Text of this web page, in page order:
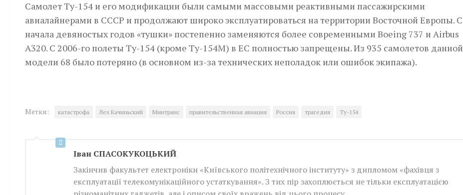
Самолет Ту-154 и его модификации были самыми массовыми реактивными пассажирскими
авиалайнерами в СССР и продолжают широко эксплуатироваться на территории Восточной Европы. С
начала девяностых годов «тушки» постепенно заменяются более современными Boeing 737 и Airbus
A320. С 2006-го полеты Ту-154 (кроме Ту-154М) в ЕС полностью запрещены. Из 935 самолетов данной
модели 68 было потеряно (в основном из-за технических неполадок или ошибок экипажа).
Метки: катастрофа Лех Качиньский Минтранс правительственная авиация Россия трагедия Ту-154
Iван СПАСОКУКОЦЬКИЙ
Закінчив факультет електроніки «Київського політехнічного інституту» з дипломом «фахівця з
експлуатації телекомунікаційного устаткування». З тих пір захоплюється не тільки експлуатацією